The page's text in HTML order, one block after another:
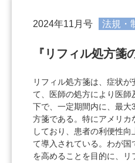
2024年11月号 法規・
『リフィル処方箋
リフィル処方箋は、症状
て、医師の処方により医
下で、一定期間内に、最
方箋である。特にアメリカ
しており、患者の利便性
て導入されている。わが
を高めることを目的に、